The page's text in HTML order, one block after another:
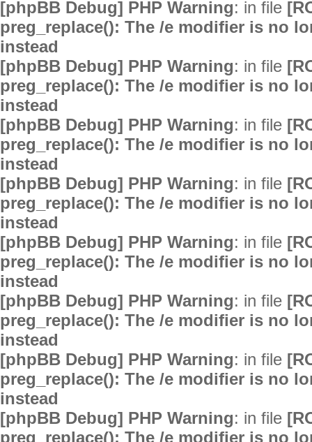
[phpBB Debug] PHP Warning: in file
preg_replace(): The /e modifier is no
instead
[phpBB Debug] PHP Warning: in file
preg_replace(): The /e modifier is no
instead
[phpBB Debug] PHP Warning: in file
preg_replace(): The /e modifier is no
instead
[phpBB Debug] PHP Warning: in file
preg_replace(): The /e modifier is no
instead
[phpBB Debug] PHP Warning: in file
preg_replace(): The /e modifier is no
instead
[phpBB Debug] PHP Warning: in file
preg_replace(): The /e modifier is no
instead
[phpBB Debug] PHP Warning: in file
preg_replace(): The /e modifier is no
instead
[phpBB Debug] PHP Warning: in file
preg_replace(): The /e modifier is no